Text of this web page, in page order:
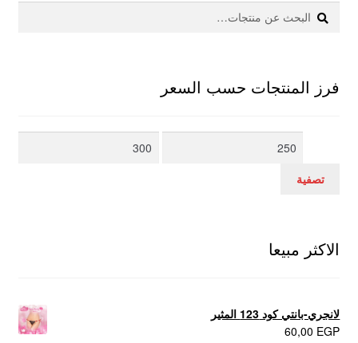
البحث
عن:
بحث
فرز المنتجات حسب السعر
أدنى
أعلى
تصفية
الاكثر مبيعا
لانجري-بانتي كود 123 المثير
60,00 EGP